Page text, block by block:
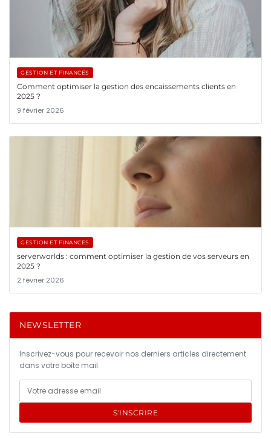
GESTION ET FINANCES
Comment optimiser la gestion des encaissements clients en
2025 ?
9 février 2026
GESTION ET FINANCES
serverworlds : comment optimiser la gestion de vos serveurs en
2025 ?
2 février 2026
NEWSLETTER
Inscrivez-vous pour recevoir nos derniers articles directement
dans votre boîte mail.
S'INSCRIRE